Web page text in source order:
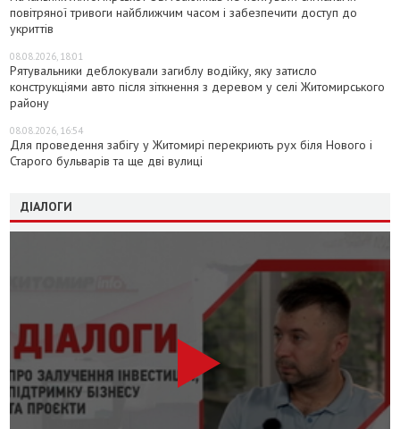
повітряної тривоги найближчим часом і забезпечити доступ до
укриттів
08.08.2026, 18:01
Рятувальники деблокували загиблу водійку, яку затисло
конструкціями авто після зіткнення з деревом у селі Житомирського
району
08.08.2026, 16:54
Для проведення забігу у Житомирі перекриють рух біля Нового і
Старого бульварів та ще дві вулиці
ДІАЛОГИ